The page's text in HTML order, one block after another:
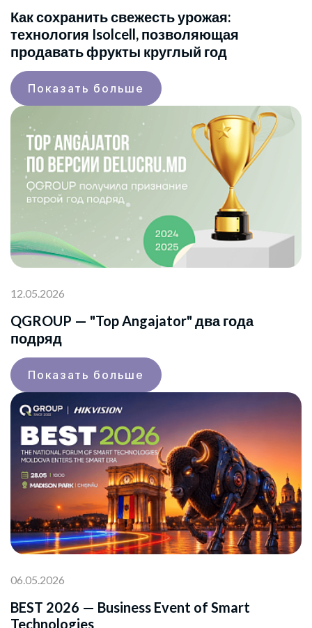
Как сохранить свежесть урожая:
технология Isolcell, позволяющая
продавать фрукты круглый год
Показать больше
12.05.2026
QGROUP — "Top Angajator" два года
подряд
Показать больше
06.05.2026
BEST 2026 — Business Event of Smart
Technologies